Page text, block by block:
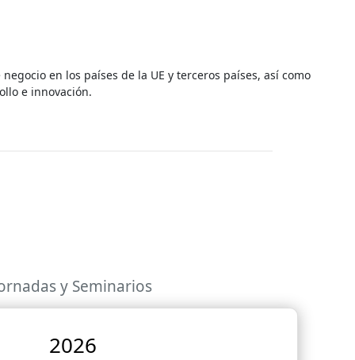
en los países de la UE y terceros países, así como
e innovación.
y Seminarios
2026